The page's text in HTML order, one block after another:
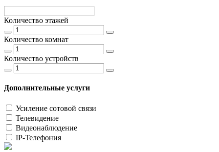
Количество этажей
Количество комнат
Количество устройств
Дополнительные услуги
Усиление сотовой связи
Телевидение
Видеонаблюдение
IP-Телефония